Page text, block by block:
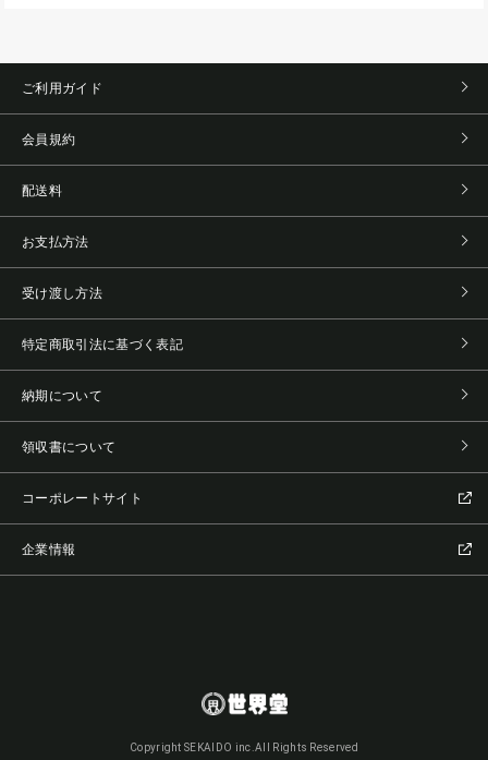
ご利用ガイド
会員規約
配送料
お支払方法
受け渡し方法
特定商取引法に基づく表記
納期について
領収書について
コーポレートサイト
企業情報
Copyright SEKAIDO inc.All Rights Reserved